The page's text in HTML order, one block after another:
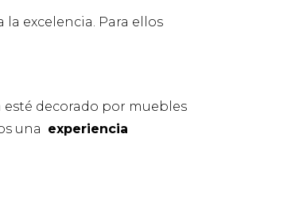
excelencia. Para ellos
decorado por muebles
una experiencia